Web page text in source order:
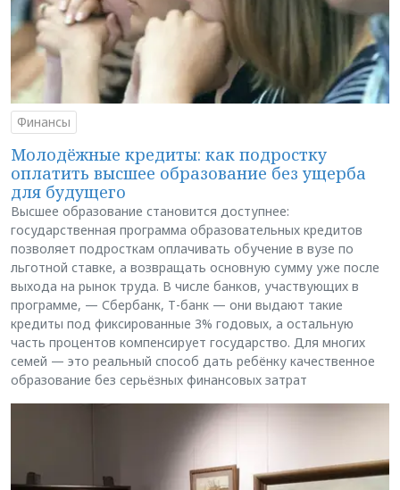
Финансы
Молодёжные кредиты: как подростку
оплатить высшее образование без ущерба
для будущего
Высшее образование становится доступнее:
государственная программа образовательных кредитов
позволяет подросткам оплачивать обучение в вузе по
льготной ставке, а возвращать основную сумму уже после
выхода на рынок труда. В числе банков, участвующих в
программе, — Сбербанк, Т-банк — они выдают такие
кредиты под фиксированные 3% годовых, а остальную
часть процентов компенсирует государство. Для многих
семей — это реальный способ дать ребёнку качественное
образование без серьёзных финансовых затрат